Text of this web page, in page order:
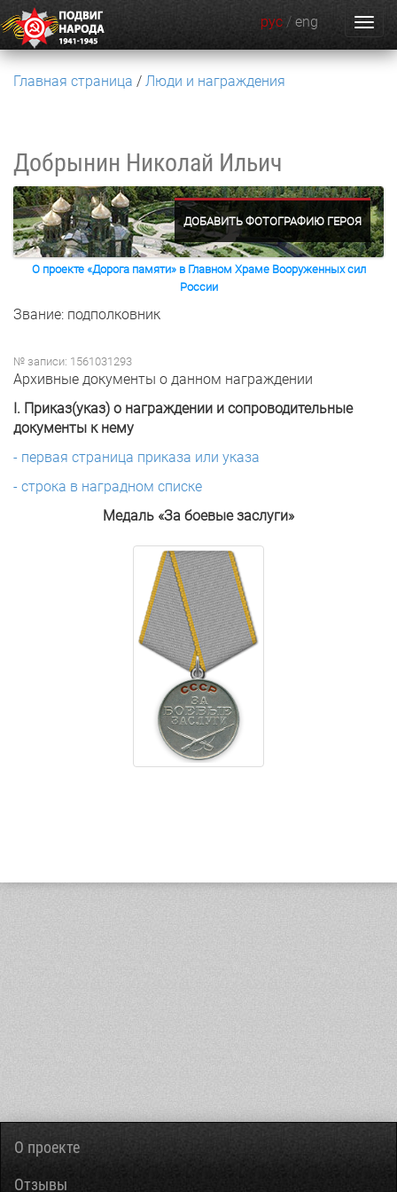
рус / eng
Главная страница Люди и награждения
Добрынин Николай Ильич
ДОБАВИТЬ ФОТОГРАФИЮ ГЕРОЯ
О проекте «Дорога памяти» в Главном Храме Вооруженных сил
России
Звание: подполковник
№ записи: 1561031293
Архивные документы о данном награждении
I. Приказ(указ) о награждении и сопроводительные
документы к нему
- первая страница приказа или указа
- строка в наградном списке
Медаль «За боевые заслуги»
О проекте
Отзывы